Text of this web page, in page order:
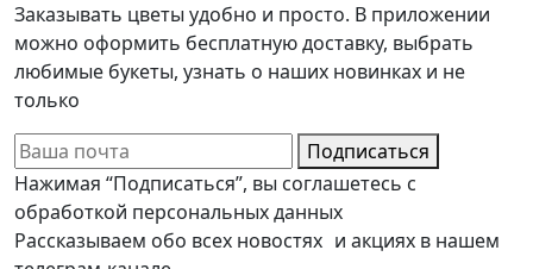
Заказывать цветы удобно и просто. В приложении
можно оформить бесплатную доставку, выбрать
любимые букеты, узнать о наших новинках и не
только
Подписаться
Нажимая “Подписаться”, вы соглашетесь с
обработкой персональных данных
Рассказываем обо всех новостях и акциях в нашем